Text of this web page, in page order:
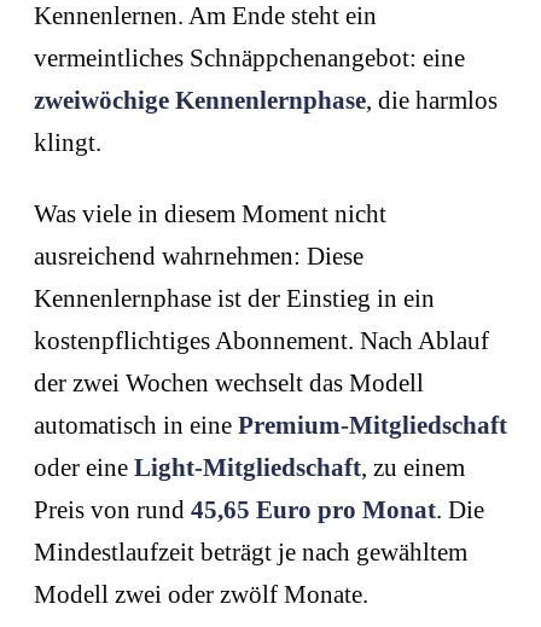
Kennenlernen. Am Ende steht ein
vermeintliches Schnäppchenangebot: eine
zweiwöchige Kennenlernphase, die harmlos
klingt.
Was viele in diesem Moment nicht
ausreichend wahrnehmen: Diese
Kennenlernphase ist der Einstieg in ein
kostenpflichtiges Abonnement. Nach Ablauf
der zwei Wochen wechselt das Modell
automatisch in eine Premium-Mitgliedschaft
oder eine Light-Mitgliedschaft, zu einem
Preis von rund 45,65 Euro pro Monat. Die
Mindestlaufzeit beträgt je nach gewähltem
Modell zwei oder zwölf Monate.